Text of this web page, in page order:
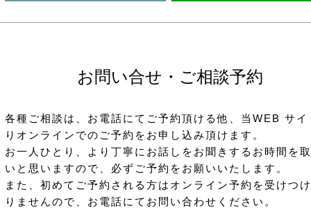
お問い合せ・ご相談予約
各種ご相談は、お電話にてご予約頂ける他、当WEB サイ
りオンラインでのご予約をお申し込み頂けます。
お一人ひとり、より丁寧にお話しをお聞きするお時間を
いと思いますので、必ずご予約をお願いいたします。
また、初めてご予約される方はオンライン予約を受けつ
りませんので、お電話にてお問い合わせください。